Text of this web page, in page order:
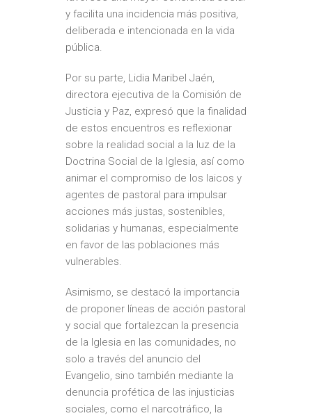
y facilita una incidencia más positiva,
deliberada e intencionada en la vida
pública.
Por su parte, Lidia Maribel Jaén,
directora ejecutiva de la Comisión de
Justicia y Paz, expresó que la finalidad
de estos encuentros es reflexionar
sobre la realidad social a la luz de la
Doctrina Social de la Iglesia, así como
animar el compromiso de los laicos y
agentes de pastoral para impulsar
acciones más justas, sostenibles,
solidarias y humanas, especialmente
en favor de las poblaciones más
vulnerables.
Asimismo, se destacó la importancia
de proponer líneas de acción pastoral
y social que fortalezcan la presencia
de la Iglesia en las comunidades, no
solo a través del anuncio del
Evangelio, sino también mediante la
denuncia profética de las injusticias
sociales, como el narcotráfico, la